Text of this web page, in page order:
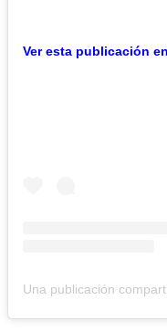
Ver esta publicación